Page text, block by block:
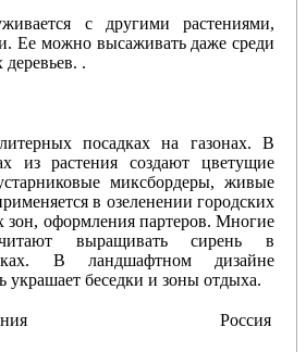
с другими растениями,
Ее можно высаживать даже среди
.
посадках на газонах. В
из растения создают цветущие
миксбордеры, живые
в озеленении городских
зон, оформления партеров. Многие
выращивать сирень в
В ландшафтном дизайне
украшает беседки и зоны отдыха.
Россия